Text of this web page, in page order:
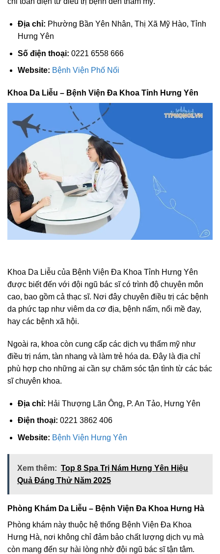
Địa chỉ: Phường Bần Yên Nhân, Thị Xã Mỹ Hào, Tỉnh
Hưng Yên
Số điện thoại: 0221 6558 666
Website: Bệnh Viện Phố Nối
Khoa Da Liễu – Bệnh Viện Đa Khoa Tỉnh Hưng Yên
Khoa Da Liễu của Bệnh Viện Đa Khoa Tỉnh Hưng Yên
được biết đến với đội ngũ bác sĩ có trình độ chuyên môn
cao, bao gồm cả thạc sĩ. Nơi đây chuyên điều trị các bệnh
da phức tạp như viêm da cơ địa, bệnh nấm, nổi mề đay,
hay các bệnh xã hội.
Ngoài ra, khoa còn cung cấp các dịch vụ thẩm mỹ như
điều trị nám, tàn nhang và làm trẻ hóa da. Đây là địa chỉ
phù hợp cho những ai cần sự chăm sóc tận tình từ các bác
sĩ chuyên khoa.
Địa chỉ: Hải Thượng Lãn Ông, P. An Tảo, Hưng Yên
Điện thoại: 0221 3862 406
Website: Bệnh Viện Hưng Yên
Xem thêm: Top 8 Spa Trị Nám Hưng Yên Hiệu
Quả Đáng Thử Năm 2025
Phòng Khám Da Liễu – Bệnh Viện Đa Khoa Hưng Hà
Phòng khám này thuộc hệ thống Bệnh Viện Đa Khoa
Hưng Hà, nơi không chỉ đảm bảo chất lượng dịch vụ mà
còn mang đến sự hài lòng nhờ đội ngũ bác sĩ tận tâm.